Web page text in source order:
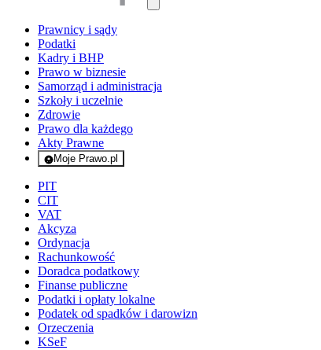
Prawnicy i sądy
Podatki
Kadry i BHP
Prawo w biznesie
Samorząd i administracja
Szkoły i uczelnie
Zdrowie
Prawo dla każdego
Akty Prawne
Moje Prawo.pl
- rejestracja i logowanie do serwisu
PIT
CIT
VAT
Akcyza
Ordynacja
Rachunkowość
Doradca podatkowy
Finanse publiczne
Podatki i opłaty lokalne
Podatek od spadków i darowizn
Orzeczenia
KSeF